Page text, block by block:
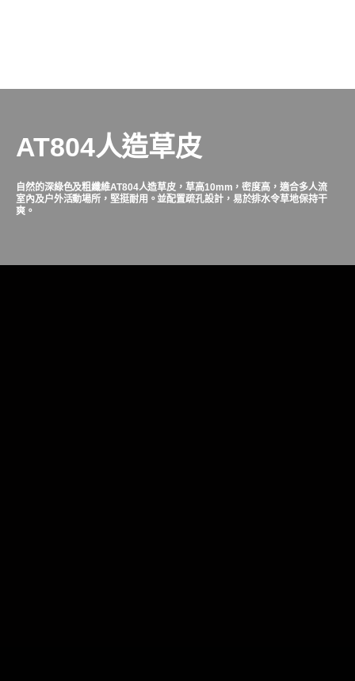
AT804人造草皮
自然的深綠色及粗纖維AT804人造草皮，草高10mm ，密度高，適合多人流
室內及户外活動場所，堅挺耐用。並配置疏孔設計，易於排水令草地保持干
爽。